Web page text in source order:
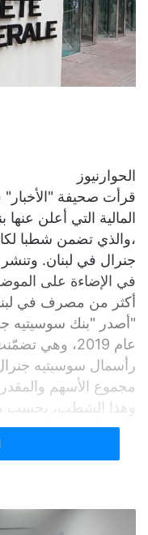
الحوارنيوز
قرأت صحيفة "الأخبار"
المالية التي أعلن
،والذي تضمن شطبا
جنرال في لبنان. وتنشر
في الإضاءة على
أكثر من مصرف في
"أصدر "بنك سوسيتيه
عام 2019،
وهذا الشطب، بحسب ما
هذه الأسهم تساوي
من الشركات
أيضاً كل رأس المال